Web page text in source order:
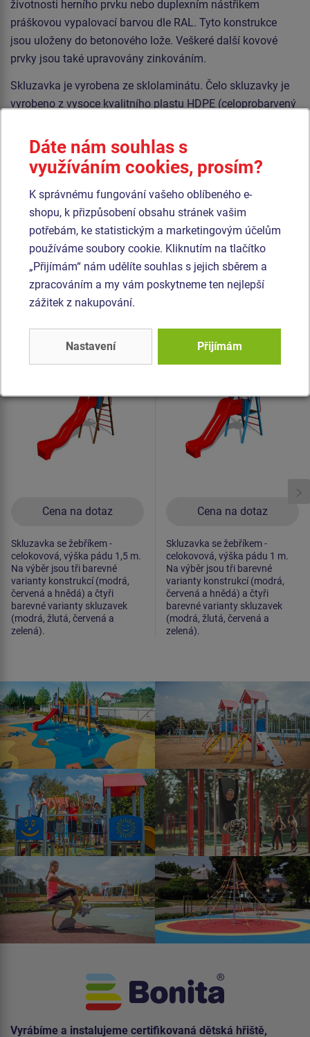
životnosti herního prvku nebo duplexním nástřikem
práškovou vypalovací barvou dle RAL​. Tyto konstrukce
jsou uloženy do betonového lože. Veškeré další kovové
prvky jsou také upravovány zinkováním.
Skluzavka je vyrobena ze sklolaminátu. Čelo skluzavky je
vyrobeno z vysoce kvalitního plastu HDPE (celoprobarvený
vysokou barevnou stálostí, odolností proti UV záření a
hlavně bezpečností, protože je nelámavý a nehrozí tak
žádné nebezpečí zranění dětí ostrými úlomky). Podesta je
vyrobena z HPL (vysokotlaký laminát opatřený
protiskluzem, který se vyznačuje vysokou barevnou
stálostí, odolností proti poškrábání a odolností proti vodě).
Veškerý spojovací materiál je pozinkovaný nebo nerezový.
Podobnézboží
Produkt - KZ-6101K-15
Skluzavka se žebříkem
KZ6101K - celokovová
Cena na dotaz
Skluzavka se žebříkem -
celokovová, výška pádu 1,5 m.
Na výběr jsou tři barevné
varianty konstrukcí (modrá,
červená a hnědá) a čtyři
barevné varianty skluzavek
(modrá, žlutá, červená a
zelená).
Produkt - KZ-6101K-10
Skluzavka se žebříkem
KZ6101K - celokovová
Cena na dotaz
Skluzavka se žebříkem -
celokovová, výška pádu 1 m.
Na výběr jsou tři barevné
varianty konstrukcí (modrá,
červená a hnědá) a čtyři
barevné varianty skluzavek
(modrá, žlutá, červená a
zelená).
Vyrábíme a instalujeme certifikovaná dětská hřiště,
Dáte nám souhlas s
využíváním cookies, prosím?
K správnému fungování vašeho oblíbeného e-
shopu, k přizpůsobení obsahu stránek vašim
potřebám, ke statistickým a marketingovým účelům
používáme soubory cookie. Kliknutím na tlačítko
„Přijímám“ nám udělíte souhlas s jejich sběrem a
zpracováním a my vám poskytneme ten nejlepší
zážitek z nakupování.
Nastavení Přijímám